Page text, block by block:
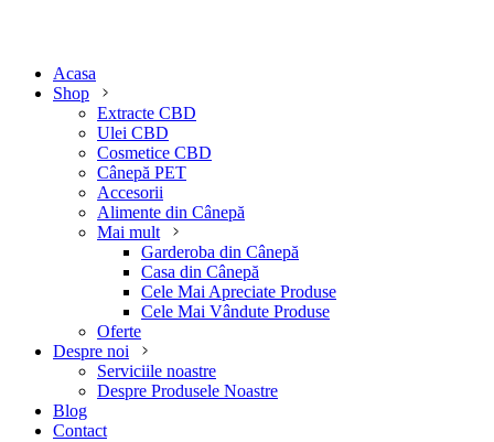
Acasa
Shop
Extracte CBD
Ulei CBD
Cosmetice CBD
Cânepă PET
Accesorii
Alimente din Cânepă
Mai mult
Garderoba din Cânepă
Casa din Cânepă
Cele Mai Apreciate Produse
Cele Mai Vândute Produse
Oferte
Despre noi
Serviciile noastre
Despre Produsele Noastre
Blog
Contact